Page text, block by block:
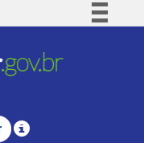
Comunica BR
Legislação